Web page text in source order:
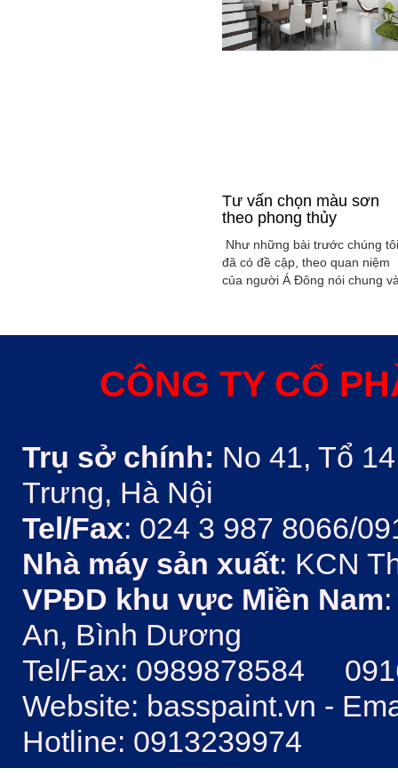
Tư vấn chọn màu sơn
theo phong thủy
Như những bài trước chúng tôi
đã có đề cập, theo quan niệm
của người Á Đông nói chung
xây dụng nhà ở hoặc bất kỳ
thủy trong ngôi nhà thường
được quyết định bởi các nhân
CÔNG TY CỔ
Trụ sở chính: No 41, Tổ
Trưng, Hà Nội
Tel/Fax: 024 3 987 8066/
Nhà máy sản xuất: KCN
VPĐD khu vực Miền Nam
An, Bình Dương
Tel/Fax: 0989878584
Website: basspaint.vn -
Hotline: 0913239974